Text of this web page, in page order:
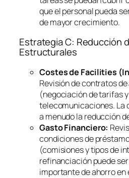
que el personal pueda
de mayor crecimiento.
Estrategia C: Reducción
Estructurales
Costes de Facilities
Revisión de contratos
(negociación de tarifas
telecomunicaciones.
a menudo la reducción
Gasto Financiero:
condiciones de
(comisiones y tipos de
refinanciación puede
importante de ahorro en